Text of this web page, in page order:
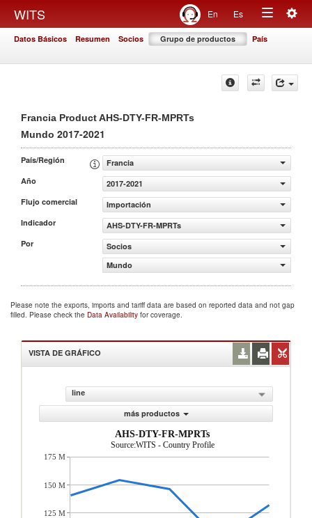
WITS En Es
Toggle
Datos Básicos Resumen Socios Grupo de productos País
Francia Product AHS-DTY-FR-MPRTs
Mundo 2017-2021
País/Región
Francia
Año
2017-2021
Flujo comercial
Importación
Indicador
AHS-DTY-FR-MPRTs
Por
Socios
Mundo
Please note the exports, imports and tariff data are based on reported data and not gap
filled. Please check the Data Availability for coverage.
VISTA DE GRÁFICO
line
más productos
AHS-DTY-FR-MPRTs
Source:WITS - Country Profile
175 M
150 M
125 M